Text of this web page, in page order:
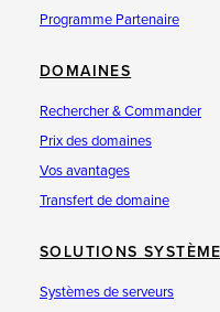
Programme Partenaire
DOMAINES
Rechercher & Commander
Prix des domaines
Vos avantages
Transfert de domaine
SOLUTIONS SYSTÈME
Systèmes de serveurs